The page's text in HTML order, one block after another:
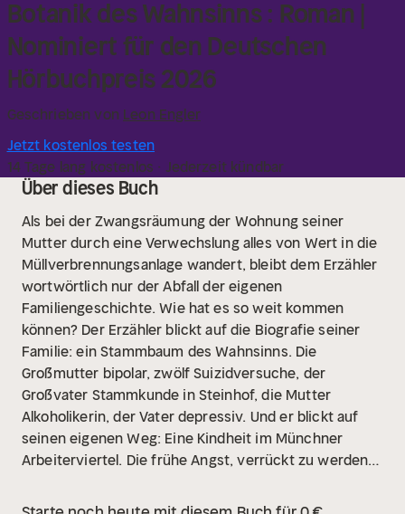
Botanik des Wahnsinns : Roman |
Nominiert für den Deutschen
Hörbuchpreis 2026
Geschrieben von Leon Engler
Jetzt kostenlos testen
14 Tage lang kostenlos · Jederzeit kündbar
Über dieses Buch
Als bei der Zwangsräumung der Wohnung seiner
Mutter durch eine Verwechslung alles von Wert in die
Müllverbrennungsanlage wandert, bleibt dem Erzähler
wortwörtlich nur der Abfall der eigenen
Familiengeschichte. Wie hat es so weit kommen
können? Der Erzähler blickt auf die Biografie seiner
Familie: ein Stammbaum des Wahnsinns. Die
Großmutter bipolar, zwölf Suizidversuche, der
Großvater Stammkunde in Steinhof, die Mutter
Alkoholikerin, der Vater depressiv. Und er blickt auf
seinen eigenen Weg: Eine Kindheit im Münchner
Arbeiterviertel. Die frühe Angst, verrückt zu werden.
Jahre in Wien mit Freud im Kaffeehaus. Und wie er